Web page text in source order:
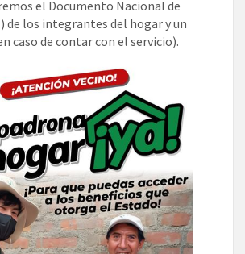
el Documento Nacional de
de los integrantes del hogar y un
caso de contar con el servicio).